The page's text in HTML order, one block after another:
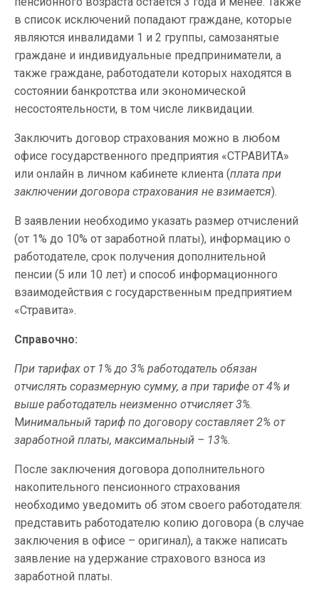
в список исключений попадают граждане, которые
являются инвалидами 1 и 2 группы, самозанятые
граждане и индивидуальные предприниматели, а
также граждане, работодатели которых находятся в
состоянии банкротства или экономической
несостоятельности, в том числе ликвидации.
Заключить договор страхования можно в любом
офисе государственного предприятия «СТРАВИТА»
или онлайн в личном кабинете клиента (плата при
заключении договора страхования не взимается).
В заявлении необходимо указать размер отчислений
(от 1% до 10% от заработной платы), информацию о
работодателе, срок получения дополнительной
пенсии (5 или 10 лет) и способ информационного
взаимодействия с государственным предприятием
«Стравита».
Справочно:
При тарифах от 1% до 3% работодатель обязан
отчислять соразмерную сумму, а при тарифе от 4% и
выше работодатель неизменно отчисляет 3%.
Минимальный тариф по договору составляет 2% от
заработной платы, максимальный – 13%.
После заключения договора дополнительного
накопительного пенсионного страхования
необходимо уведомить об этом своего работодателя:
представить работодателю копию договора (в случае
заключения в офисе – оригинал), а также написать
заявление на удержание страхового взноса из
заработной платы.